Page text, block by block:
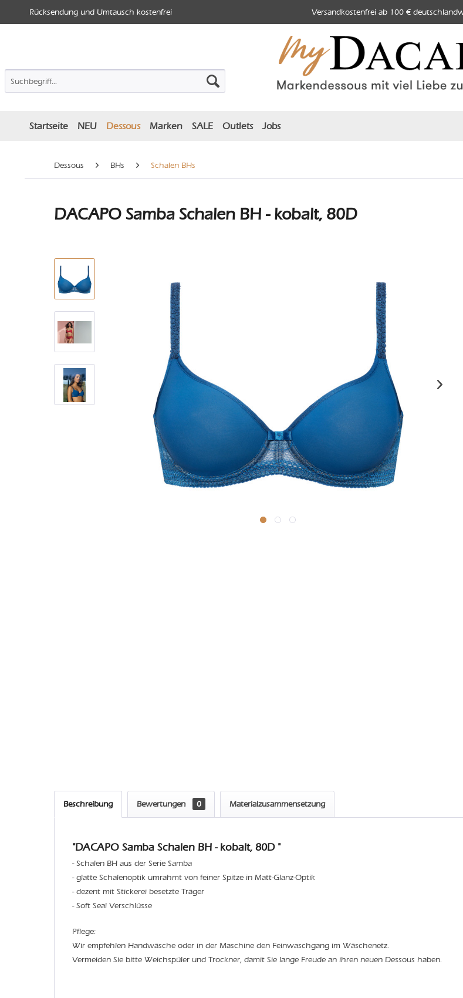
Rücksendung und Umtausch kostenfrei Versandkostenfrei ab 100 €
Startseite NEU Dessous Marken SALE Outlets Jobs
Dessous BHs Schalen BHs
DACAPO Samba Schalen BH - kobalt, 80D
Beschreibung Bewertungen 0 Materialzusammensetzung
"DACAPO Samba Schalen BH - kobalt, 80D "
- Schalen BH aus der Serie Samba
- glatte Schalenoptik umrahmt von feiner Spitze in Matt-Glanz-Optik
- dezent mit Stickerei besetzte Träger
- Soft Seal Verschlüsse
Pflege:
Wir empfehlen Handwäsche oder in der Maschine den Feinwaschgang im Wäschenetz.
Vermeiden Sie bitte Weichspüler und Trockner, damit Sie lange Freude an ihren neuen Dessous haben.